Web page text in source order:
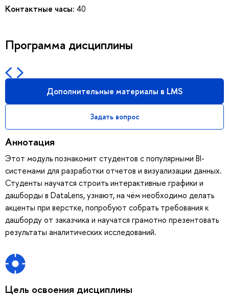
Контактные часы: 40
Программа дисциплины
Дополнительные материалы в LMS
Задать вопрос
Аннотация
Этот модуль познакомит студентов с популярными BI-
системами для разработки отчетов и визуализации данных.
Студенты научатся строить интерактивные графики и
дашборды в DataLens, узнают, на чём необходимо делать
акценты при верстке, попробуют собрать требования к
дашборду от заказчика и научатся грамотно презентовать
результаты аналитических исследований.
Цель освоения дисциплины